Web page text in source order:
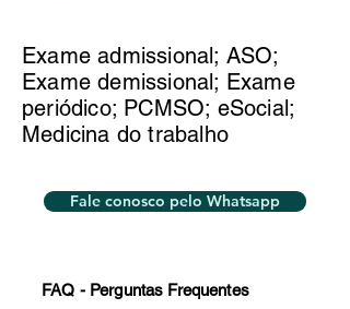
Exame admissional; ASO;
Exame demissional; Exame
periódico; PCMSO; eSocial;
Medicina do trabalho
Fale conosco pelo Whatsapp
FAQ - Perguntas Frequentes